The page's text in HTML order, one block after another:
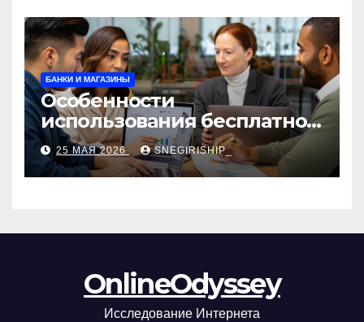
БАНКИ И МАГАЗИНЫ
Особенности
использования бесплатной
версии программ для
автоматизации и
управления предприятием
25 МАЯ 2026 SNEGIRISHIP_
OnlineOdyssey
Исследование Интернета